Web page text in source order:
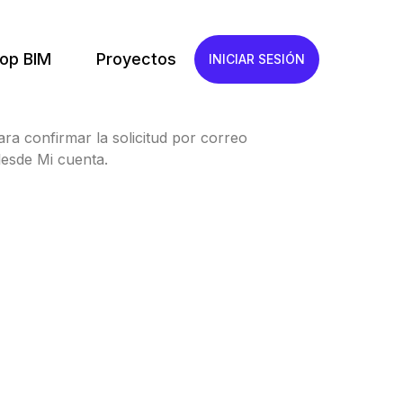
BIM Proyectos INICIAR SESIÓN
confirmar la solicitud por correo
Mi cuenta.